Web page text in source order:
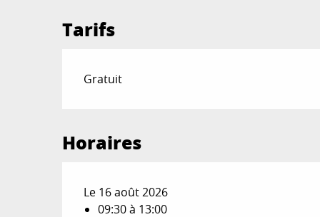
Tarifs
Gratuit
Horaires
Le 16 août 2026
09:30 à 13:00